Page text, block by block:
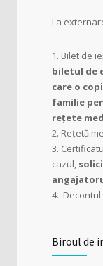
La
1. Bilet de
biletul de
care o
familie
rețete
2. Rețetă
3.
cazul,
4.
Biroul de